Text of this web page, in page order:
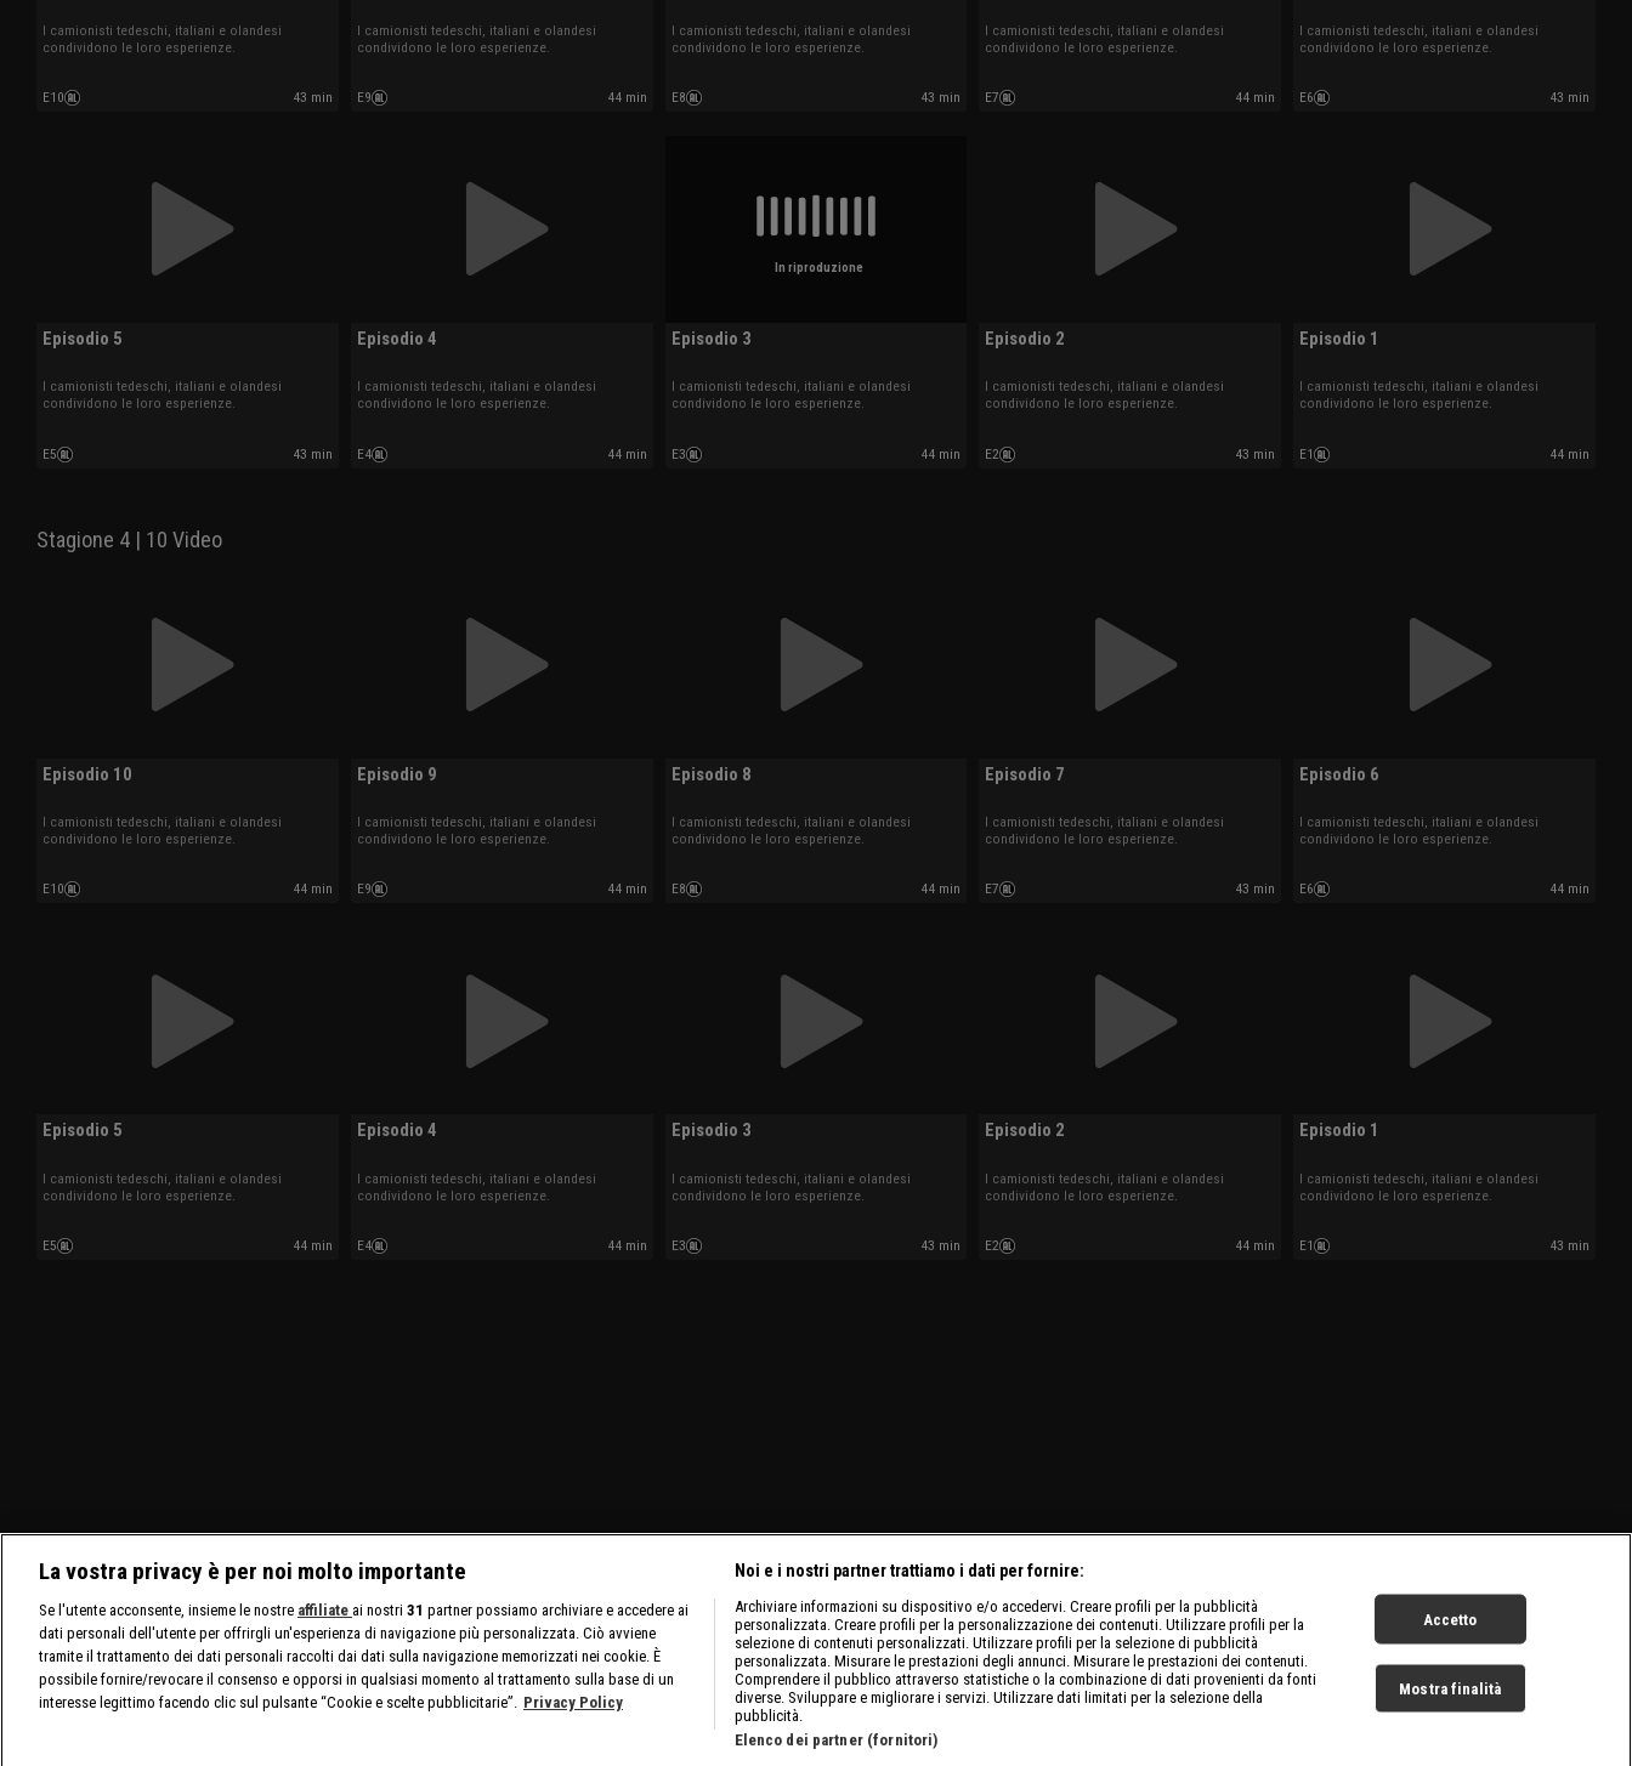
I camionisti tedeschi, italiani e olandesi
condividono le loro esperienze.
E10 43 min
I camionisti tedeschi, italiani e olandesi
condividono le loro esperienze.
E9 44 min
I camionisti tedeschi, italiani e olandesi
condividono le loro esperienze.
E8 43 min
I camionisti tedeschi, italiani e olandesi
condividono le loro esperienze.
E7 44 min
I camionisti tedeschi, italiani e olandesi
condividono le loro esperienze.
E6 43 min
Episodio 5
I camionisti tedeschi, italiani e olandesi
condividono le loro esperienze.
E5 43 min
Episodio 4
I camionisti tedeschi, italiani e olandesi
condividono le loro esperienze.
E4 44 min
In riproduzione
Episodio 3
I camionisti tedeschi, italiani e olandesi
condividono le loro esperienze.
E3 44 min
Episodio 2
I camionisti tedeschi, italiani e olandesi
condividono le loro esperienze.
E2 43 min
Episodio 1
I camionisti tedeschi, italiani e olandesi
condividono le loro esperienze.
E1 44 min
Stagione 4 | 10 Video
Episodio 10
I camionisti tedeschi, italiani e olandesi
condividono le loro esperienze.
E10 44 min
Episodio 9
I camionisti tedeschi, italiani e olandesi
condividono le loro esperienze.
E9 44 min
Episodio 8
I camionisti tedeschi, italiani e olandesi
condividono le loro esperienze.
E8 44 min
Episodio 7
I camionisti tedeschi, italiani e olandesi
condividono le loro esperienze.
E7 43 min
Episodio 6
I camionisti tedeschi, italiani e olandesi
condividono le loro esperienze.
E6 44 min
Episodio 5
I camionisti tedeschi, italiani e olandesi
condividono le loro esperienze.
E5 44 min
Episodio 4
I camionisti tedeschi, italiani e olandesi
condividono le loro esperienze.
E4 44 min
Episodio 3
I camionisti tedeschi, italiani e olandesi
condividono le loro esperienze.
E3 43 min
Episodio 2
I camionisti tedeschi, italiani e olandesi
condividono le loro esperienze.
E2 44 min
Episodio 1
I camionisti tedeschi, italiani e olandesi
condividono le loro esperienze.
E1 43 min
La vostra privacy è per noi molto importante
Se l'utente acconsente, insieme le nostre affiliate ai nostri 31 partner possiamo archiviare e accedere ai
dati personali dell'utente per offrirgli un'esperienza di navigazione più personalizzata. Ciò avviene
tramite il trattamento dei dati personali raccolti dai dati sulla navigazione memorizzati nei cookie. È
possibile fornire/revocare il consenso e opporsi in qualsiasi momento al trattamento sulla base di un
interesse legittimo facendo clic sul pulsante “Cookie e scelte pubblicitarie”. Privacy Policy
Noi e i nostri partner trattiamo i dati per fornire:
Archiviare informazioni su dispositivo e/o accedervi. Creare profili per la pubblicità
personalizzata. Creare profili per la personalizzazione dei contenuti. Utilizzare profili per la
selezione di contenuti personalizzati. Utilizzare profili per la selezione di pubblicità
personalizzata. Misurare le prestazioni degli annunci. Misurare le prestazioni dei contenuti.
Comprendere il pubblico attraverso statistiche o la combinazione di dati provenienti da fonti
diverse. Sviluppare e migliorare i servizi. Utilizzare dati limitati per la selezione della
pubblicità.
Elenco dei partner (fornitori)
Accetto
Mostra finalità